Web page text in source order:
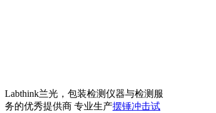
Labthink兰光，包装检测仪器与检测服
务的优秀提供商 专业生产摆锤冲击试